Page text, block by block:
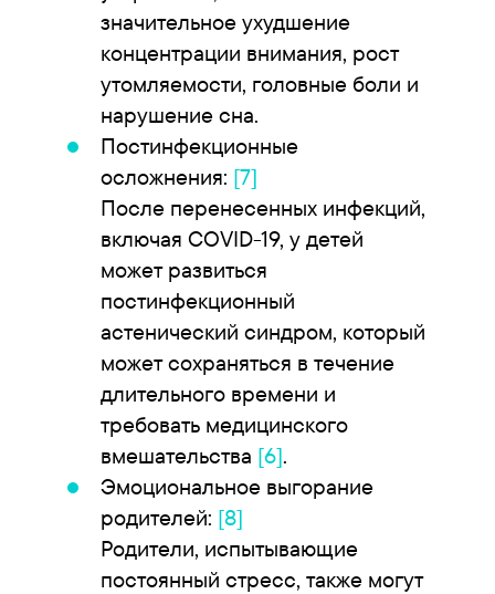
значительное ухудшение
концентрации внимания, рост
утомляемости, головные боли и
нарушение сна.
Постинфекционные
осложнения: [7]
После перенесенных инфекций,
включая COVID-19, у детей
может развиться
постинфекционный
астенический синдром, который
может сохраняться в течение
длительного времени и
требовать медицинского
вмешательства [6].
Эмоциональное выгорание
родителей: [8]
Родители, испытывающие
постоянный стресс, также могут